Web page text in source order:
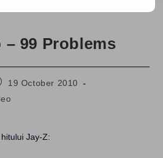
99 Problems
19 October 2010
Jay-Z: